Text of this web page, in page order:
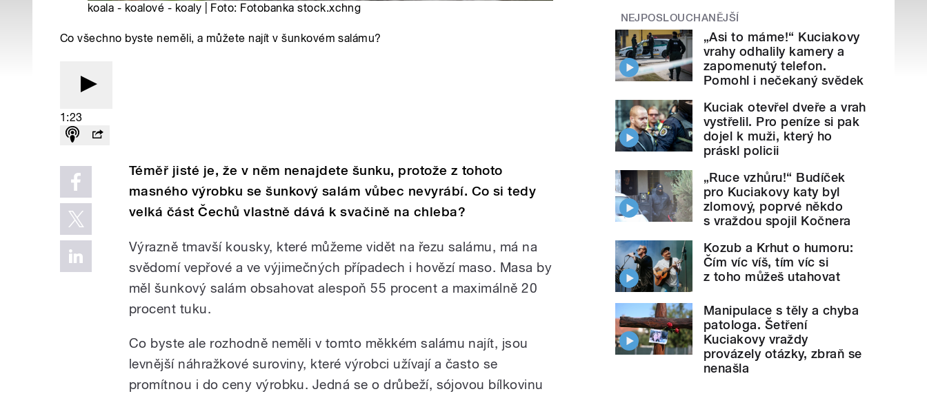
koala - koalové - koaly | Foto: Fotobanka stock.xchng
Co všechno byste neměli, a můžete najít v šunkovém salámu?
1:23
Téměř jisté je, že v něm nenajdete šunku, protože z tohoto
masného výrobku se šunkový salám vůbec nevyrábí. Co si tedy
velká část Čechů vlastně dává k svačině na chleba?
Výrazně tmavší kousky, které můžeme vidět na řezu salámu, má na
svědomí vepřové a ve výjimečných případech i hovězí maso. Masa by
měl šunkový salám obsahovat alespoň 55 procent a maximálně 20
procent tuku.
Co byste ale rozhodně neměli v tomto měkkém salámu najít, jsou
levnější náhražkové suroviny, které výrobci užívají a často se
promítnou i do ceny výrobku. Jedná se o drůbeží, sójovou bílkovinu
NEJPOSLOUCHANĚJŠÍ
„Asi to máme!“ Kuciakovy
vrahy odhalily kamery a
zapomenutý telefon.
Pomohl i nečekaný svědek
Kuciak otevřel dveře a vrah
vystřelil. Pro peníze si pak
dojel k muži, který ho
práskl policii
„Ruce vzhůru!“ Budíček
pro Kuciakovy katy byl
zlomový, poprvé někdo
s vraždou spojil Kočnera
Kozub a Krhut o humoru:
Čím víc víš, tím víc si
z toho můžeš utahovat
Manipulace s těly a chyba
patologa. Šetření
Kuciakovy vraždy
provázely otázky, zbraň se
nenašla